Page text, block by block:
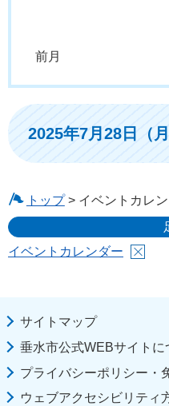
前月
2025年7月28日（
トップ> イベントカレ
イベントカレンダー
サイトマップ
垂水市公式WEBサイトに
プライバシーポリシー・
ウェブアクセシビリティ